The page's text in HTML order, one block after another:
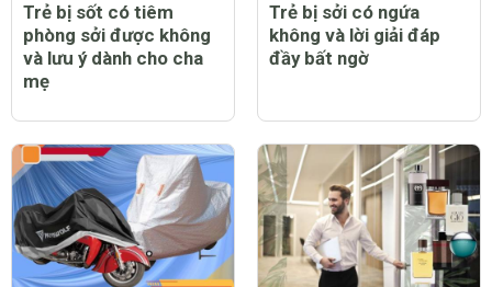
Trẻ bị sốt có tiêm
phòng sởi được không
và lưu ý dành cho cha
mẹ
Trẻ bị sởi có ngứa
không và lời giải đáp
đầy bất ngờ